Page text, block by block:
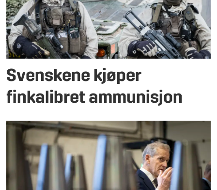
Svenskene kjøper
finkalibret ammunisjon